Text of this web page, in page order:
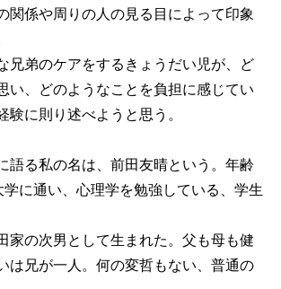
関係や周りの人の見る目によって印象
兄弟のケアをするきょうだい児が、ど
い、どのようなことを負担に感じてい
験に則り述べようと思う。
語る私の名は、前田友晴という。年齢
学に通い、心理学を勉強している、学生
家の次男として生まれた。父も母も健
は兄が一人。何の変哲もない、普通の